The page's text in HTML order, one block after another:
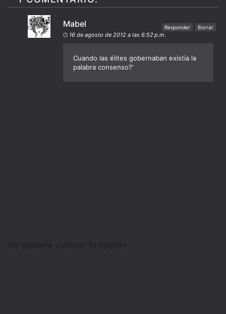
Mabel
16 de agosto de 2012 a las 6:52 p.m.
Cuando las élites gobernaban existía la
palabra consenso?'
Responder Borrar
Me gustaría conocer tu opinión.